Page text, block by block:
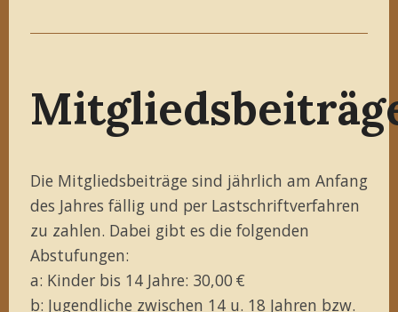
Die Mitgliedsbeiträge sind jährlich am Anfang
des Jahres fällig und per Lastschriftverfahren
zu zahlen. Dabei gibt es die folgenden
Abstufungen:
a: Kinder bis 14 Jahre: 30,00 €
b: Jugendliche zwischen 14 u. 18 Jahren bzw.